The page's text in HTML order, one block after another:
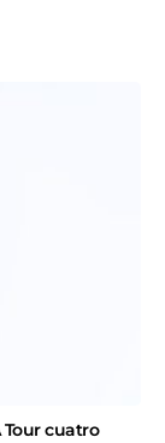
cuatro